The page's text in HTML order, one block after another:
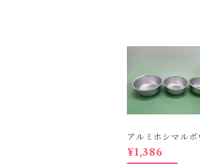
アルミホシマルボ
ル・L
¥1,386